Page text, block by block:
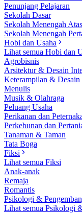
Penunjang Pelajaran
Sekolah Dasar
Sekolah Menengah Atas
Sekolah Menengah
Hobi dan Usaha
Lihat semua Hobi dan
Agrobisnis
Arsitektur & Desain
Keterampilan & Desain
Menulis
Musik & Olahraga
Peluang Usaha
Perikanan dan
Perkebunan dan
Tanaman & Taman
Tata Boga
Fiksi
Lihat semua Fiksi
Anak-anak
Remaja
Romantis
Psikologi &
Lihat semua Psikologi